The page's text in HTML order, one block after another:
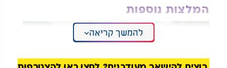
המלצות נוספות
להמשך קריאה